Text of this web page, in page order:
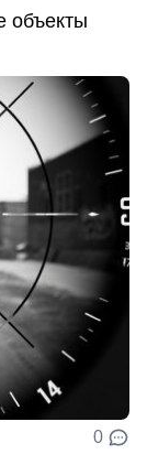
объекты
0